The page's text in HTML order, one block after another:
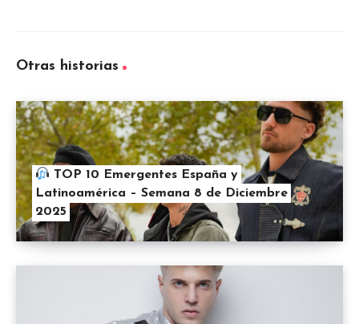
Otras historias
TOP 10 Emergentes España y
Latinoamérica – Semana 8 de Diciembre
2025